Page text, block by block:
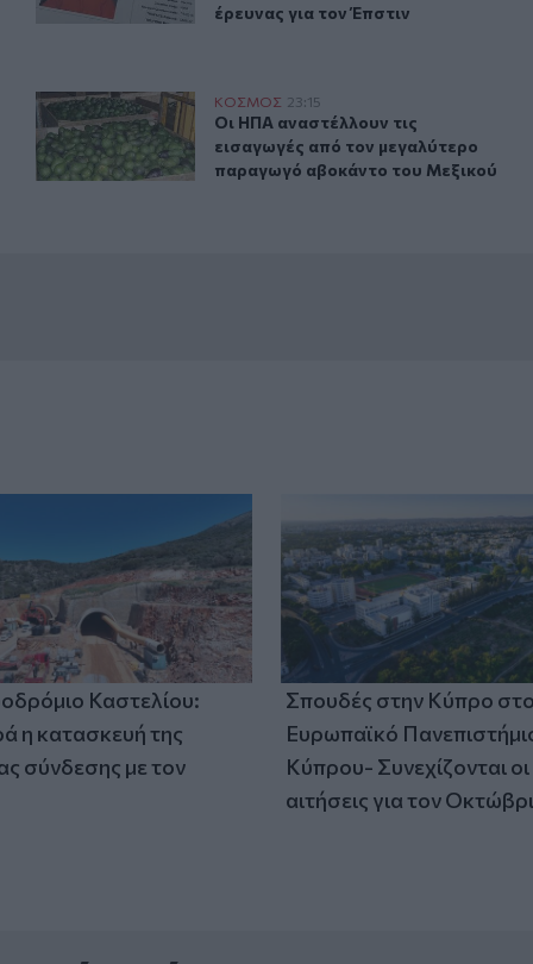
έρευνας για τον Έπστιν
του Πάμπλο Εσκομπάρ
από την αποικία του Πάμπλο Εσκομπάρ
Οι ΗΠΑ αναστέλλουν τις εισαγωγές από τον
ΚΟΣΜΟΣ 23:15
Οι ΗΠΑ αναστέλλουν τις
Οι ΗΠΑ αναστέλλουν τις
εισαγωγές από τον μεγαλύτερο
παραγωγό αβοκάντο του Μεξικού
Καστελίου:
η κατασκευή της
σύνδεσης με τον
Σπουδές στην Κύπρο στο
Ευρωπαϊκό
Κύπρου- Συνεχίζονται οι
αιτήσεις για τον